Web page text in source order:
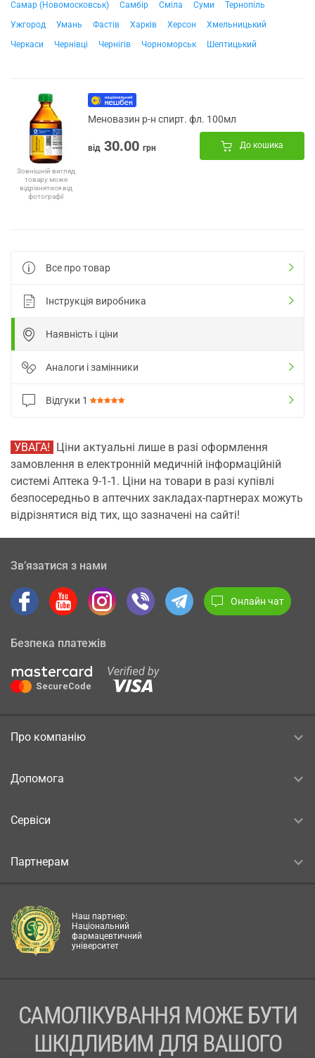
Самар (Новомосковськ)
Самбір Сміла Суми
Тернопіль
Ужгород
Умань Фастів Харків Херсон
Хмельницький
Черкаси
Чернівці Чернігів Чорноморськ Шептицький
Зовнішній вигляд
товару може
відрізнятися від
фотографії
Меновазин р-н спирт. фл. 100мл
від 30.00 грн До кошика
Все про товар
Інструкція виробника
Наявність і ціни
Аналоги і замінники
Відгуки 1
УВАГА! Ціни актуальні лише в разі оформлення
замовлення в електронній медичній інформаційній
системі Аптека 9-1-1. Ціни на товари в разі купівлі
безпосередньо в аптечних закладах-партнерах можуть
відрізнятися від тих, що зазначені на сайті!
Зв’язатися з нами
Онлайн чат
Безпека платежів
Про компанію
Допомога
Сервіси
Партнерам
Наш партнер:
Національний
фармацевтичний
університет
САМОЛІКУВАННЯ МОЖЕ БУТИ
ШКІДЛИВИМ ДЛЯ ВАШОГО